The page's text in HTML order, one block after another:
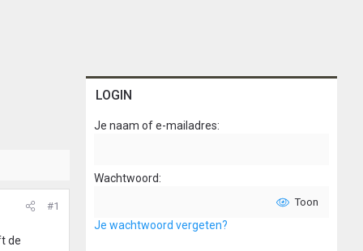
#1
de
LOGIN
Je naam of e-mailadres
Wachtwoord
Toon
Je wachtwoord vergeten?